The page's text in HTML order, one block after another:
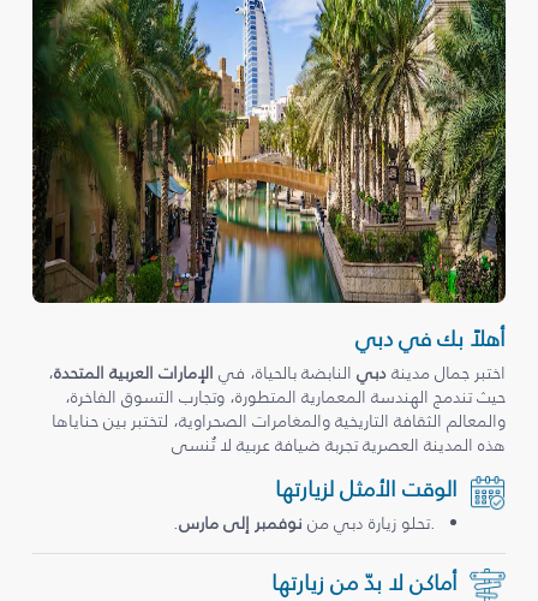
أهلاً بك في دبي
اختبر جمال مدينةدبيالنابضة بالحياة، في الإمارات العربية المتحدة،
حيث تندمج الهندسة المعمارية المتطورة، وتجارب التسوق الفاخرة،
والمعالم الثقافة التاريخية والمغامرات الصحراوية، لتختبر بين حناياها
هذه المدينة العصرية تجربة ضيافة عربية لا تُنسى
الوقت الأمثل لزيارتها
.تحلو زيارة دبي من نوفمبر إلى مارس.
أماكن لا بدّ من زيارتها